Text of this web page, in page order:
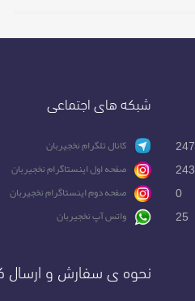
247
243
0
25
شبکه های اجتماعی
کانال تلگرام نخجیربان
صفحه اول اینستاگرام نخجیربان
صفحه دوم اینستاگرام نخجیربان
واتس آپ نخجیربان
نحوه ی سفارش و ارسال